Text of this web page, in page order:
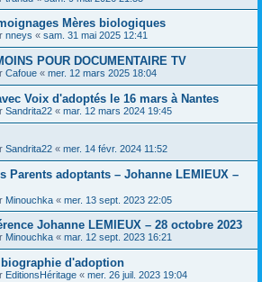
Mères biologiques
nneys « sam. 31 mai 2025 12:41
POUR DOCUMENTAIRE TV
Cafoue « mer. 12 mars 2025 18:04
Voix d'adoptés le 16 mars à Nantes
Sandrita22 « mar. 12 mars 2024 19:45
Sandrita22 « mer. 14 févr. 2024 11:52
Parents adoptants – Johanne LEMIEUX –
Minouchka « mer. 13 sept. 2023 22:05
Johanne LEMIEUX – 28 octobre 2023
Minouchka « mar. 12 sept. 2023 16:21
d'adoption
EditionsHéritage « mer. 26 juil. 2023 19:04